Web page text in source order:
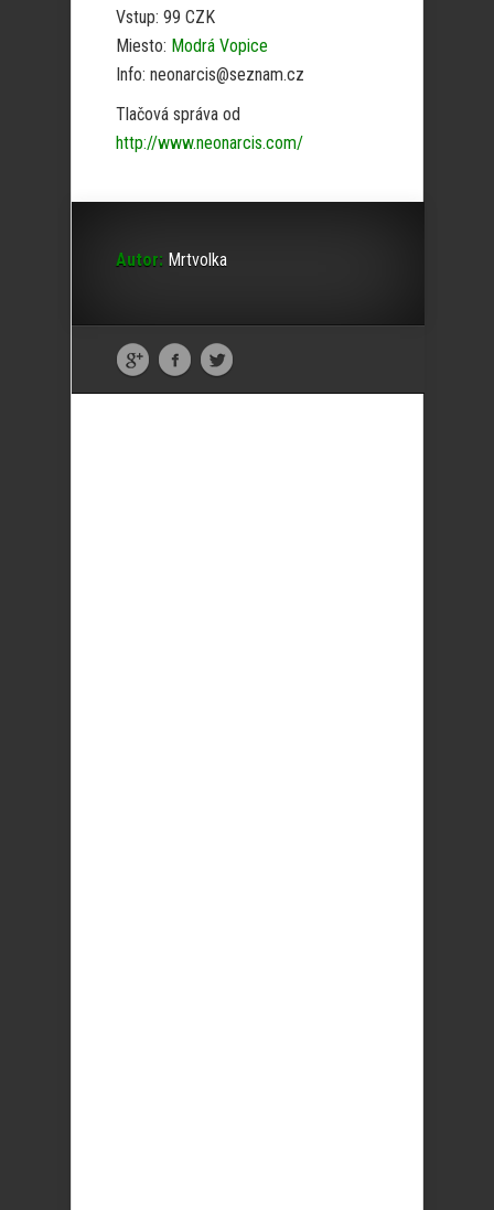
Vstup: 99 CZK
Miesto: Modrá Vopice
Info: neonarcis@seznam.cz
Tlačová správa od
http://www.neonarcis.com/
Autor: Mrtvolka